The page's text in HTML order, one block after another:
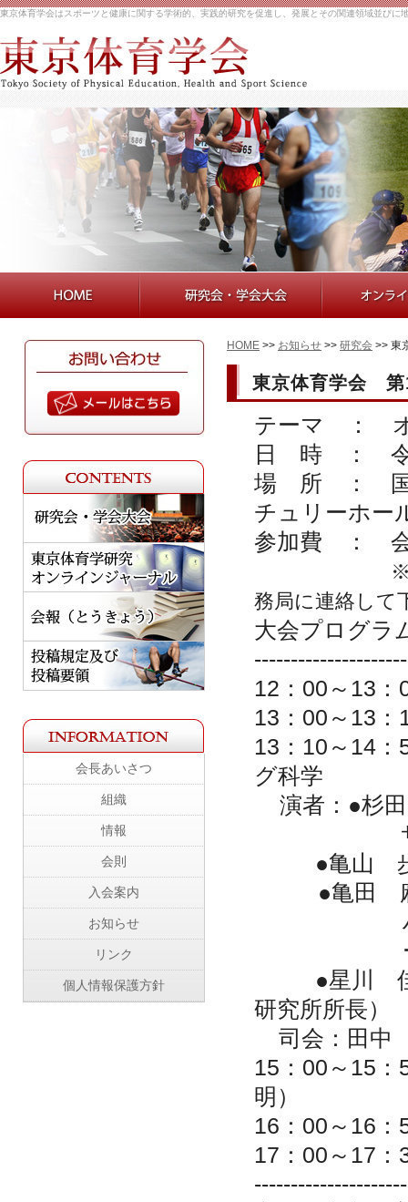
東京体育学会はスポーツと健康に関する学術的、実践的研究を促進し、発展とその関連領域並びに
HOME >> お知らせ >> 研究会 >> 東
東京体育学会 第
テーマ ： オ
日 時 ：
場 所 ： 国
チュリーホー
参加費 ： 会
務局に連絡して
大会プログラ
12 ： 00 ～ 13 ：
13 ： 00 ～ 13 ：
13 ： 10 ～ 14 ：
グ科学
演者：●杉
●亀山
●亀田
●星川
研究所所長）
司会：田中
15 ： 00 ～ 15 ：
明）
16 ： 00 ～ 16 ：
17 ： 00 ～ 17 ：
会長あいさつ
組織
情報
会則
入会案内
お知らせ
リンク
個人情報保護方針